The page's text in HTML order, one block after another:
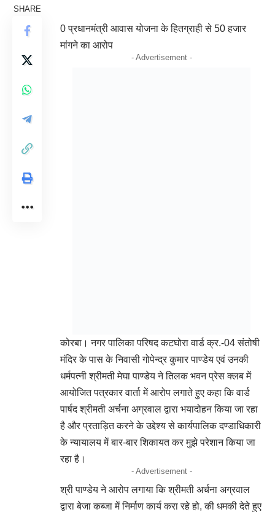
SHARE
0 प्रधानमंत्री आवास योजना के हितग्राही से 50 हजार
मांगने का आरोप
- Advertisement -
कोरबा। नगर पालिका परिषद कटघोरा वार्ड क्र.-04 संतोषी
मंदिर के पास के निवासी गोपेन्द्र कुमार पाण्डेय एवं उनकी
धर्मपत्नी श्रीमती मेघा पाण्डेय ने तिलक भवन प्रेस क्लब में
आयोजित पत्रकार वार्ता में आरोप लगाते हुए कहा कि वार्ड
पार्षद श्रीमती अर्चना अग्रवाल द्वारा भयादोहन किया जा रहा
है और प्रताड़ित करने के उद्देश्य से कार्यपालिक दण्डाधिकारी
के न्यायालय में बार-बार शिकायत कर मुझे परेशान किया जा
रहा है।
- Advertisement -
श्री पाण्डेय ने आरोप लगाया कि श्रीमती अर्चना अग्रवाल
द्वारा बेजा कब्जा में निर्माण कार्य करा रहे हो, की धमकी देते हुए